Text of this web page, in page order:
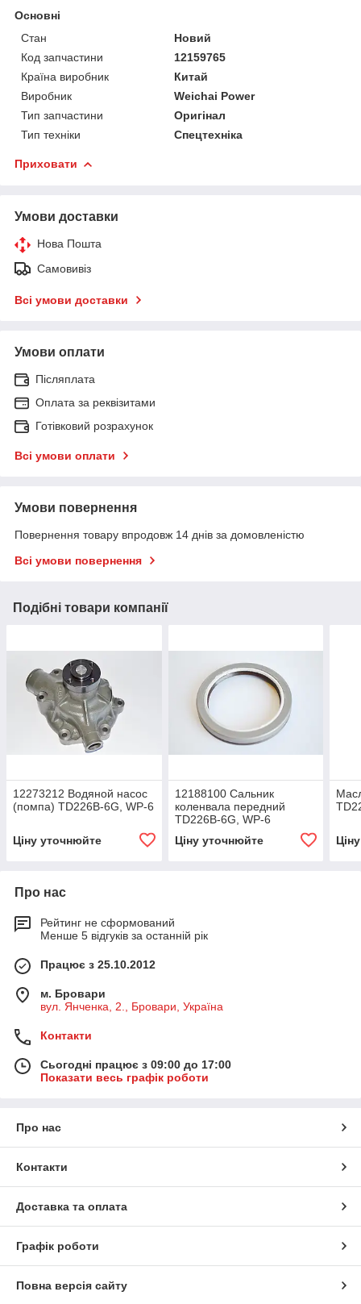
Основні
Стан
Новий
Код запчастини
12159765
Країна виробник
Китай
Виробник
Weichai Power
Тип запчастини
Оригінал
Тип техніки
Спецтехніка
Приховати
Умови доставки
Нова Пошта
Самовивіз
Всі умови доставки
Умови оплати
Післяплата
Оплата за реквізитами
Готівковий розрахунок
Всі умови оплати
Умови повернення
Повернення товару впродовж 14 днів за домовленістю
Всі умови повернення
Подібні товари компанії
12273212 Водяной насос
(помпа) TD226B-6G, WP-6
Ціну уточнюйте
12188100 Сальник
коленвала передний
TD226B-6G, WP-6
Ціну уточнюйте
Про нас
Рейтинг не сформований
Менше 5 відгуків за останній рік
Працює з 25.10.2012
м. Бровари
вул. Янченка, 2., Бровари, Україна
Контакти
Сьогодні працює з 09:00 до 17:00
Показати весь графік роботи
Про нас
Контакти
Доставка та оплата
Графік роботи
Повна версія сайту